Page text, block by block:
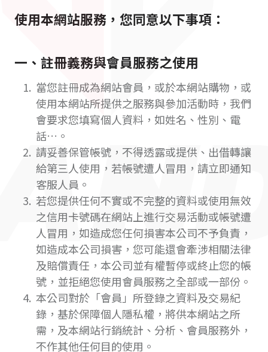
使用本網站服務，您同意以下事項：
一、註冊義務與會員服務之使用
當您註冊成為網站會員，或於本網站購物，或
使用本網站所提供之服務與參加活動時，我們
會要求您填寫個人資料，如姓名、性別、電
話…。
請妥善保管帳號，不得透露或提供、出借轉讓
給第三人使用，若帳號遭人冒用，請立即通知
客服人員。
若您提供任何不實或不完整的資料或使用無效
之信用卡號碼在網站上進行交易活動或帳號遭
人冒用，如造成您任何損害本公司不予負責，
如造成本公司損害，您可能還會牽涉相關法律
及賠償責任，本公司並有權暫停或終止您的帳
號，並拒絕您使用會員服務之全部或一部份。
本公司對於「會員」所登錄之資料及交易紀
錄，基於保障個人隱私權，將供本網站之所
需，及本網站行銷統計、分析、會員服務外，
不作其他任何目的使用。